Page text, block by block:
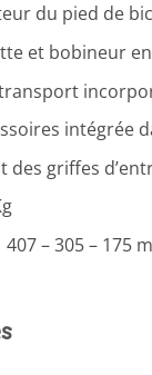
du pied de
et bobineur
intégrée
des griffes
– 305 – 175